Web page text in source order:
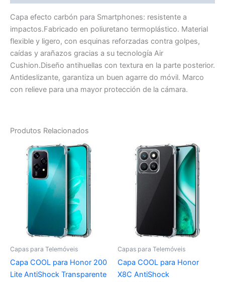
Capa efecto carbón para Smartphones: resistente a
impactos.Fabricado en poliuretano termoplástico. Material
flexible y ligero, con esquinas reforzadas contra golpes,
caídas y arañazos gracias a su tecnología Air
Cushion.Diseño antihuellas con textura en la parte posterior.
Antideslizante, garantiza un buen agarre do móvil. Marco
con relieve para una mayor protección de la cámara.
Produtos Relacionados
Capas para Telemóveis
Capa COOL para Honor 200
Lite AntiShock Transparente
Capas para Telemóveis
Capa COOL para Honor
X8C AntiShock